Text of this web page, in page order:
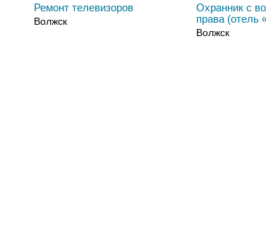
Ремонт телевизоров
Волжск
Охранник с
права (отель
Волжск